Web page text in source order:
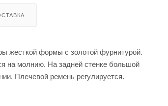
жесткой формы с золотой фурнитурой.
на молнию. На задней стенке большой
Плечевой ремень регулируется.